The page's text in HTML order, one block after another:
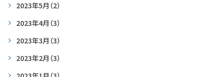
2023年5月 （2）
2023年4月 （3）
2023年3月 （3）
2023年2月 （3）